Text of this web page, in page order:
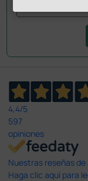
4,4/5
597
opiniones
Nuestras reseñas de
Haga clic aquí para